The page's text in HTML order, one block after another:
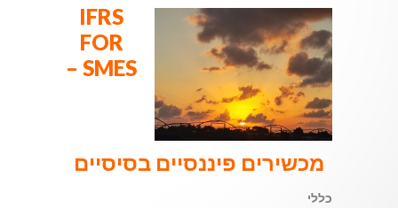
IFRS
FOR
SMES –
מכשירים פיננסיים בסיסיים
כללי